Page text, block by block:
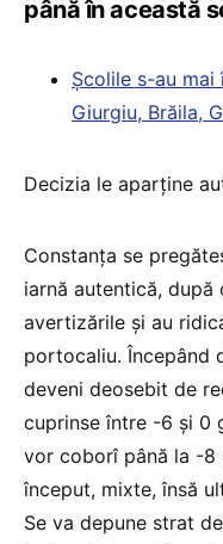
până în această
Școlile s-au mai
Giurgiu, Brăila,
Decizia le aparține
Constanța se
iarnă autentică,
avertizările și au
portocaliu. Începând
deveni deosebit de
cuprinse între -6 și 0
vor coborî până la -8
început, mixte, însă
Se va depune strat